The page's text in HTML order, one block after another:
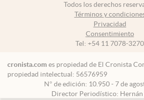
Todos los derechos
Términos y
Privacidad
Consentimiento
Tel: +54 11 7078-3270
cronista.com es propiedad de El Cronista
propiedad intelectual: 56576959
N° de edición: 10.950 - 7 de
Director Periodístico: Hernán